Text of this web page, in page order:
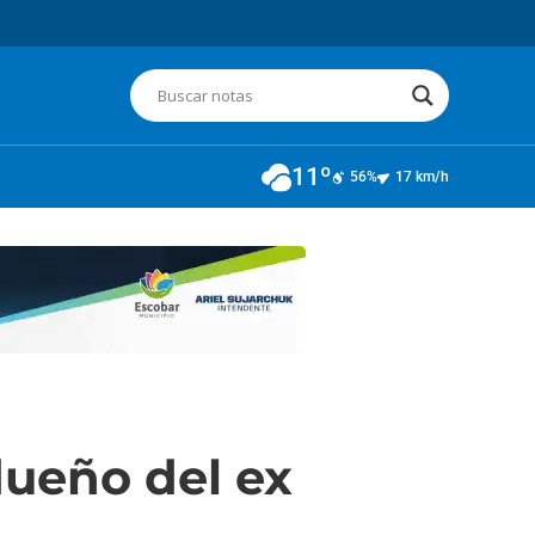
11º 56% 17 km/h
del ex